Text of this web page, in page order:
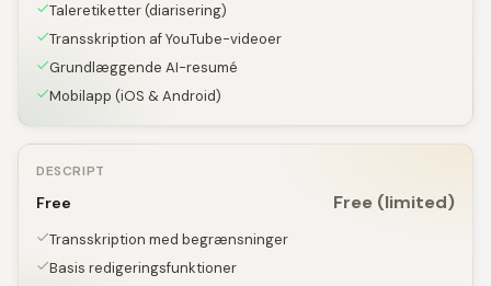
Taleretiketter (diarisering)
Transskription af YouTube-videoer
Grundlæggende AI-resumé
Mobilapp (iOS & Android)
DESCRIPT
Free Free (limited)
Transskription med begrænsninger
Basis redigeringsfunktioner